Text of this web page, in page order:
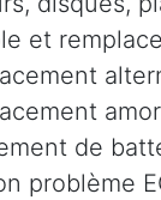
et
de
problème